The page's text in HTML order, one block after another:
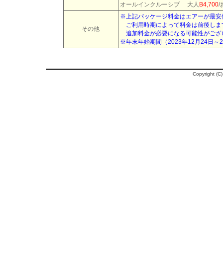
オールインクルーシブ 大人 B4,700/
その他
※上記パッケージ料金はエアーが最
ご利用時期によって料金は前後し
追加料金が必要になる可能性がご
※年末年始期間（2023年12月24日～
Copyright